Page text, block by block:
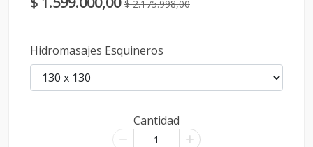
$ 2.175.998,00
Hidromasajes Esquineros
Cantidad